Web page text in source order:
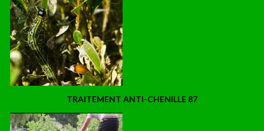
TRAITEMENT ANTI-CHENILLE 87